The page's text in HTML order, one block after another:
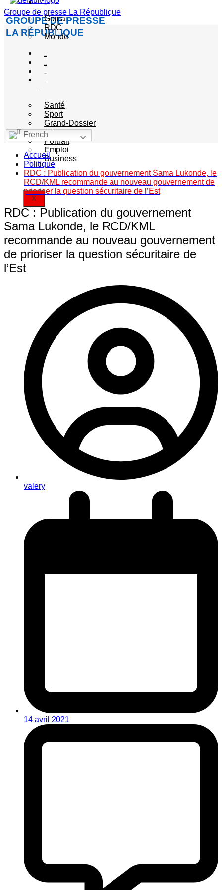
Groupe de presse La République
GROUPE DE PRESSE
LA RÉPUBLIQUE
Goma
RDC
Monde
Santé
Sport
Grand-Dossier
Culture
Portrait
Emploi
Business
X
French
Accueil
Politique
RDC : Publication du gouvernement Sama Lukonde, le
RCD/KML recommande au nouveau gouvernement de
prioriser la question sécuritaire de l’Est
RDC : Publication du gouvernement
Sama Lukonde, le RCD/KML
recommande au nouveau gouvernement
de prioriser la question sécuritaire de
l’Est
valery
14 avril 2021